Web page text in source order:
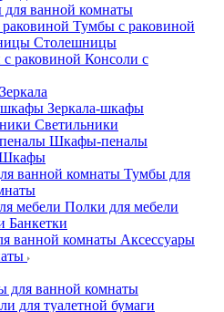
для ванной комнаты
Тумбы с раковиной
Столешницы
Консоли с
Зеркала
Зеркала-шкафы
Светильники
Шкафы-пеналы
Тумбы для
Полки для мебели
Банкетки
Аксессуары
для ванной комнаты